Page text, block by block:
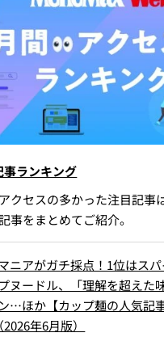
事ランキング
クセスの多かった注目記事
事をまとめてご紹介。
ニアがガチ採点！1位はス
ヌードル、「理解を超えた
…ほか【カップ麺の人気記
2026年6月版）